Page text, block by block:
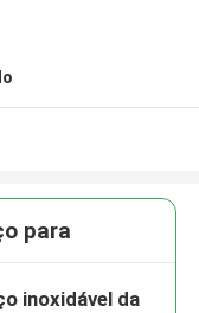
para
inoxidável da